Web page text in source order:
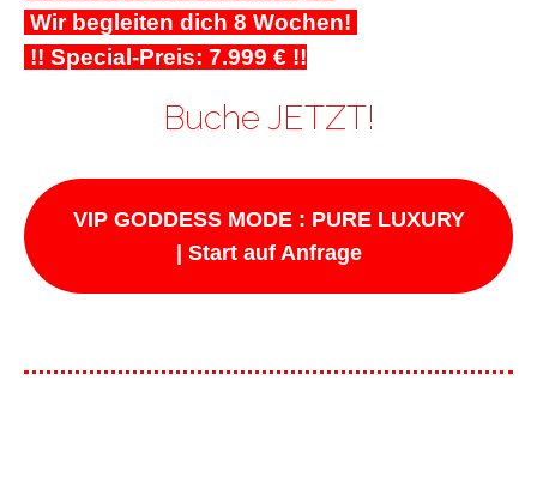
Wir begleiten dich 8 Wochen!
!! Special-Preis: 7.999 € !!
Buche JETZT!
VIP GODDESS MODE : PURE LUXURY
| Start auf Anfrage